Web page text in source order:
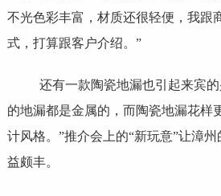
不光色彩丰富，材质还很轻便，我跟
式，打算跟客户介绍。”
还有一款陶瓷地漏也引起来宾的
的地漏都是金属的，而陶瓷地漏花样
计风格。”推介会上的“新玩意”让漳
益颇丰。